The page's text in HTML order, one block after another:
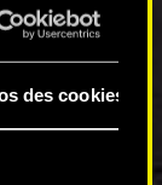
des cookies
About You
a soutenu
les